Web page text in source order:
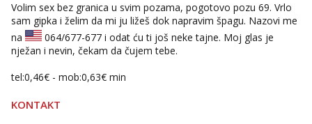
Volim sex bez granica u svim pozama, pogotovo pozu 69. Vrlo
sam gipka i želim da mi ju ližeš dok napravim špagu. Nazovi me
na
064/677-677 i odat ću ti još neke tajne. Moj glas je
nježan i nevin, čekam da čujem tebe.
tel:0,46€ - mob:0,63€ min
KONTAKT